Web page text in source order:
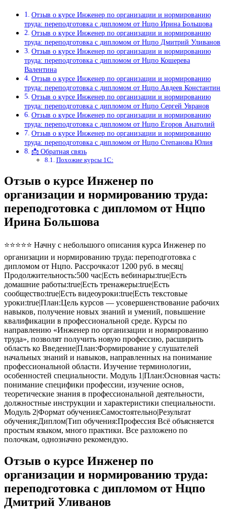
Отзыв о курсе Инженер по организации и нормированию
труда: переподготовка с дипломом от Нцпо Ирина Большова
Отзыв о курсе Инженер по организации и нормированию
труда: переподготовка с дипломом от Нцпо Дмитрий Уливанов
Отзыв о курсе Инженер по организации и нормированию
труда: переподготовка с дипломом от Нцпо Кошерева
Валентина
Отзыв о курсе Инженер по организации и нормированию
труда: переподготовка с дипломом от Нцпо Авдеев Константин
Отзыв о курсе Инженер по организации и нормированию
труда: переподготовка с дипломом от Нцпо Сергей Увранов
Отзыв о курсе Инженер по организации и нормированию
труда: переподготовка с дипломом от Нцпо Егоров Анатолий
Отзыв о курсе Инженер по организации и нормированию
труда: переподготовка с дипломом от Нцпо Степанова Юлия
📩 Обратная связь
Похожие курсы 1С:
Отзыв о курсе Инженер по
организации и нормированию труда:
переподготовка с дипломом от Нцпо
Ирина Большова
⭐⭐⭐⭐⭐ Начну с небольшого описания курса Инженер по
организации и нормированию труда: переподготовка с
дипломом от Нцпо. Рассрочка:от 1200 руб. в месяц|
Продолжительность:500 час|Есть вебинары:true|Есть
домашние работы:true|Есть тренажеры:true|Есть
сообщество:true|Есть видеоуроки:true|Есть текстовые
уроки:true|План:Цель курсов — усовершенствование рабочих
навыков, получение новых знаний и умений, повышение
квалификации в профессиональной среде. Курсы по
направлению «Инженер по организации и нормированию
труда», позволят получить новую профессию, расширить
область ко Введение|План:Формирование у слушателей
начальных знаний и навыков, направленных на понимание
профессиональной области. Изучение терминологии,
особенностей специальности. Модуль 1|План:Основная часть:
понимание специфики профессии, изучение основ,
теоретические знания в профессиональной деятельности,
должностные инструкции и характеристики специальности.
Модуль 2|Формат обучения:Самостоятельно|Результат
обучения:Диплом|Тип обучения:Профессия Всё объясняется
простым языком, много практики. Все разложено по
полочкам, однозначно рекомендую.
Отзыв о курсе Инженер по
организации и нормированию труда:
переподготовка с дипломом от Нцпо
Дмитрий Уливанов